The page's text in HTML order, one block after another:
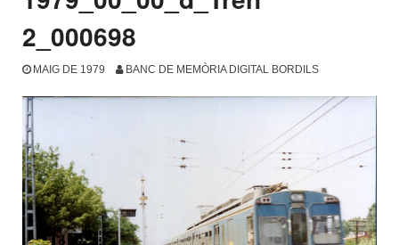
2_000698
MAIG DE 1979 BANC DE MEMÒRIA DIGITAL BORDILS